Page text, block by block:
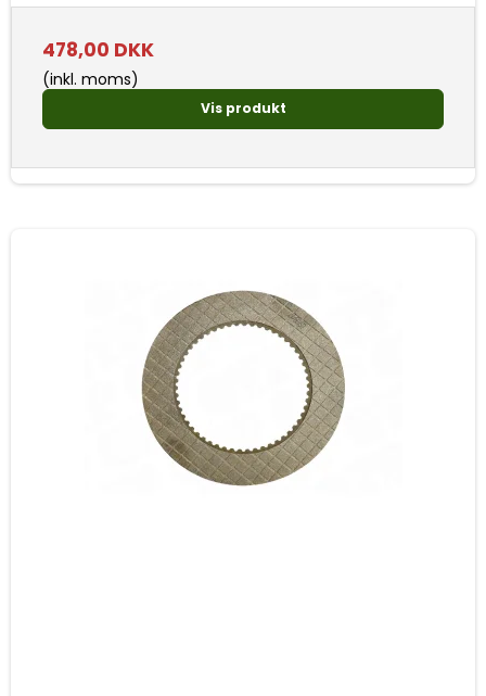
478,00 DKK
(inkl. moms)
Vis produkt